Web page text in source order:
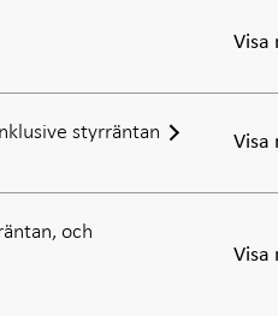
Visa
styrräntan Visa
och
Visa